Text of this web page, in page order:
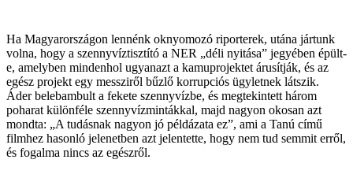
Ha Magyarországon lennénk oknyomozó riporterek, utána jártunk
volna, hogy a szennyvíztisztító a NER „déli nyitása” jegyében épült-
e, amelyben mindenhol ugyanazt a kamuprojektet árusítják, és az
egész projekt egy messziről bűzlő korrupciós ügyletnek látszik.
Áder belebambult a fekete szennyvízbe, és megtekintett három
poharat különféle szennyvízmintákkal, majd nagyon okosan azt
mondta: „A tudásnak nagyon jó példázata ez”, ami a Tanú című
filmhez hasonló jelenetben azt jelentette, hogy nem tud semmit erről,
és fogalma nincs az egészről.